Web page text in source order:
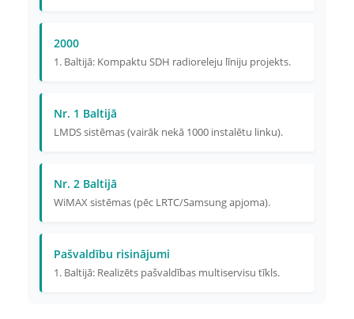
2000
1. Baltijā: Kompaktu SDH radioreleju līniju projekts.
Nr. 1 Baltijā
LMDS sistēmas (vairāk nekā 1000 instalētu linku).
Nr. 2 Baltijā
WiMAX sistēmas (pēc LRTC/Samsung apjoma).
Pašvaldību risinājumi
1. Baltijā: Realizēts pašvaldības multiservisu tīkls.